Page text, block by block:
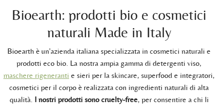
Bioearth: prodotti bio e cosmetici
naturali Made in Italy
Bioearth è un'azienda italiana specializzata in cosmetici naturali e
prodotti eco bio. La nostra ampia gamma di detergenti viso,
maschere rigeneranti e sieri per la skincare, superfood e integratori,
cosmetici per il corpo è realizzata con ingredienti naturali di alta
qualità. I nostri prodotti sono cruelty-free, per consentire a chi li